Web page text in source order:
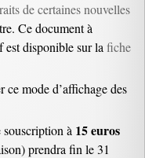
de certaines nouvelles
Ce document à
est disponible sur la fiche
ce mode d’affichage des
à 15 euros
prendra fin le 31